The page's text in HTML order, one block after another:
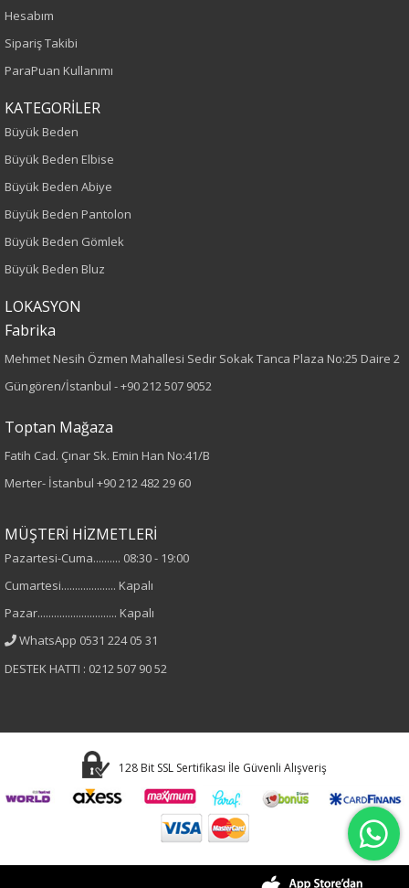
Hesabım
Sipariş Takibi
ParaPuan Kullanımı
KATEGORİLER
Büyük Beden
Büyük Beden Elbise
Büyük Beden Abiye
Büyük Beden Pantolon
Büyük Beden Gömlek
Büyük Beden Bluz
LOKASYON
Fabrika
Mehmet Nesih Özmen Mahallesi Sedir Sokak Tanca Plaza No:25 Daire 2
Güngören/İstanbul -+90 212 507 9052
Toptan Mağaza
Fatih Cad. Çınar Sk. Emin Han No:41/B
Merter- İstanbul +90 212 482 29 60
MÜŞTERİ HİZMETLERİ
Pazartesi-Cuma.......... 08:30 - 19:00
Cumartesi.................... Kapalı
Pazar............................. Kapalı
WhatsApp 0531 224 05 31
DESTEK HATTI : 0212 507 90 52
128 Bit SSL Sertifikası İle Güvenli Alışveriş